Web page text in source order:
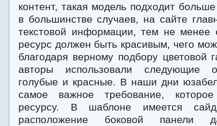
контент, такая модель подходит
в большинстве случаев, на сайте
текстовой информации, тем не менее
ресурс должен быть красивым, чего
благодаря верному подбору цветовой
авторы использовали следующие
голубые и красные. В наши дни
самое важное требование,
ресурсу. В шаблоне имеется
расположение боковой панели